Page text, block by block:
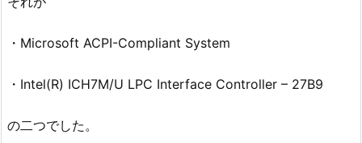
・Microsoft ACPI-Compliant System
・Intel(R) ICH7M/U LPC Interface Controller – 27B9
の二つでした。